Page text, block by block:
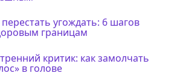
перестать угождать: 6 шагов
границам
критик: как замолчать
в голове